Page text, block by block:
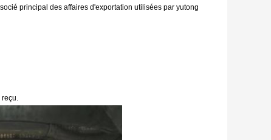
principal des affaires d'exportation utilisées par yutong
reçu.